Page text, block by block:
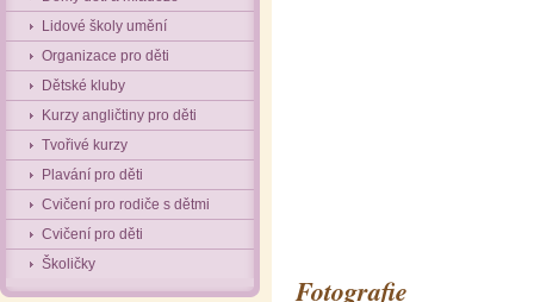
Lidové školy umění
Organizace pro děti
Dětské kluby
Kurzy angličtiny pro děti
Tvořivé kurzy
Plavání pro děti
Cvičení pro rodiče s dětmi
Cvičení pro děti
Školičky
Fotografie